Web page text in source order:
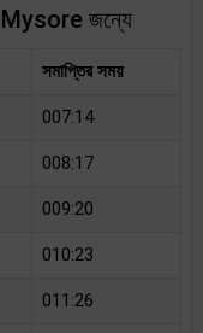
Mysore জন্যে
সমাপ্তির সময়
007:14
008:17
009:20
010:23
011:26